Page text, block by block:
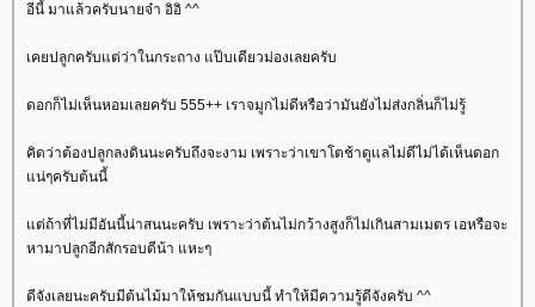
อีนี้ มาแล้วครับนายจ๋า อิอิ ^^
เคยปลูกครับแต่ว่าในกระถาง แป๊บเดียวม่องเลยครับ
ดอกก็ไม่เห็นหอมเลยครับ 555++ เราจมูกไม่ดีหรือว่ามันยังไม่ส่งกลิ่นก็ไม่รู้
คิดว่าต้องปลูกลงดินนะครับถึงจะงาม เพราะว่าเขาโตช้าดูแลไม่ดีไม่ได้เห็นดอก
น่ๆครับต้นนี้
ต่ถ้าที่ไม่มีอันนี้น่าสนนะครับ เพราะว่าต้นไม่กว้างสูงก็ไม่เกินสามเมตร เอหรือจะ
หามาปลูกอีกสักรอบดีน้า แหะๆ
ดีจังเลยนะครับมีต้นไม้มาให้ชมกันแบบนี้ ทำให้มีความรู้ดีจังครับ ^^